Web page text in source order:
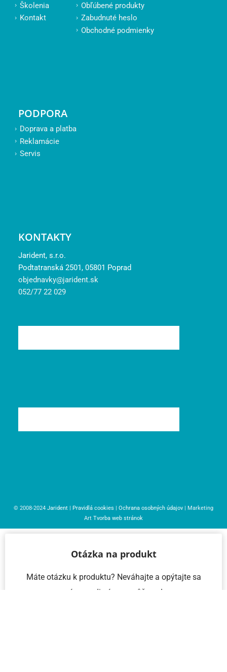
Školenia
Kontakt
Obľúbené produkty
Zabudnuté heslo
Obchodné podmienky
PODPORA
Doprava a platba
Reklamácie
Servis
KONTAKTY
Jarident, s.r.o.
Podtatranská 2501, 05801 Poprad
objednavky@jarident.sk
052/77 22 029
© 2008-2024 Jarident Pravidlá cookies Ochrana osobných údajov | Marketing
Art Tvorba web stránok
Otázka na produkt
Máte otázku k produktu? Neváhajte a opýtajte sa
nás – radi vám pomôžeme!